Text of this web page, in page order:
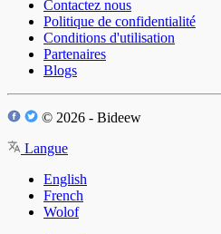
Contactez nous
Politique de confidentialité
Conditions d'utilisation
Partenaires
Blogs
© 2026 - Bideew
Langue
English
French
Wolof